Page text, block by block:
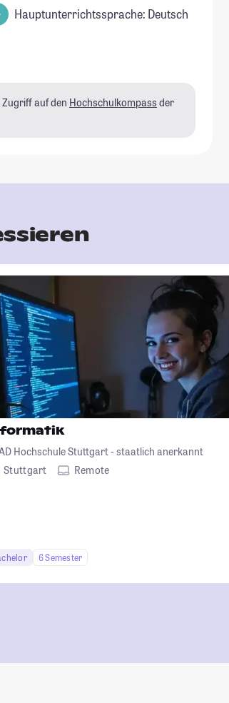
Hauptunterrichtssprache: Deutsch
auf den Hochschulkompass der
Hochschule Stuttgart - staatlich anerkannt
Stuttgart
Remote
6 Semester